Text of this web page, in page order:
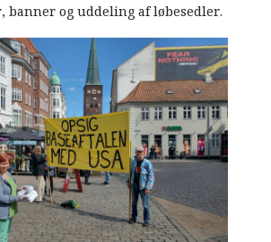
banner og uddeling af løbesedler.